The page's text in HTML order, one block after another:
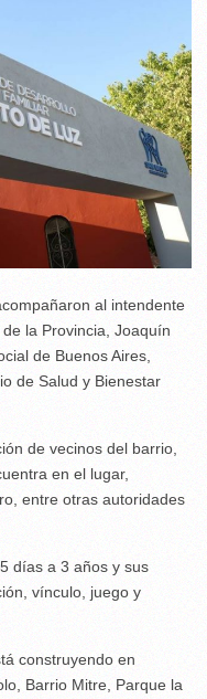
al intendente
la Provincia, Joaquín
de Buenos Aires,
de Salud y Bienestar
de vecinos del barrio,
en el lugar,
entre otras autoridades
días a 3 años y sus
vínculo, juego y
construyendo en
Barrio Mitre, Parque la